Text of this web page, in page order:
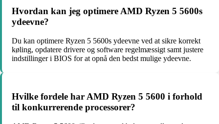
Hvordan kan jeg optimere AMD Ryzen 5 5600s
ydeevne?
Du kan optimere Ryzen 5 5600s ydeevne ved at sikre korrekt
køling, opdatere drivere og software regelmæssigt samt justere
indstillinger i BIOS for at opnå den bedst mulige ydeevne.
Hvilke fordele har AMD Ryzen 5 5600 i forhold
til konkurrerende processorer?